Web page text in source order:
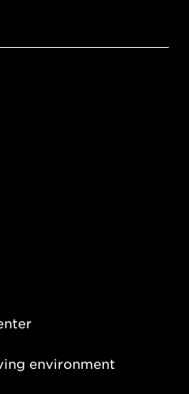
environment